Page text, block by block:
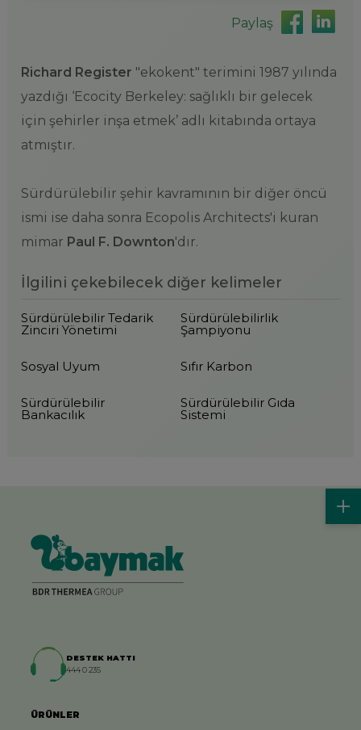
Paylaş
Richard Register "ekokent" terimini 1987 yılında
yazdığı ‘Ecocity Berkeley: sağlıklı bir gelecek
için şehirler inşa etmek’ adlı kitabında ortaya
atmıştır.
Sürdürülebilir şehir kavramının bir diğer öncü
ismi ise daha sonra Ecopolis Architects'i kuran
mimar Paul F. Downton'dır.
İlgilini çekebilecek diğer kelimeler
Sürdürülebilir Tedarik
Zinciri Yönetimi
Sürdürülebilirlik
Şampiyonu
Sosyal Uyum Sıfır Karbon
Sürdürülebilir
Bankacılık
Sürdürülebilir Gıda
Sistemi
DESTEK HATTI
444 0 235
ÜRÜNLER